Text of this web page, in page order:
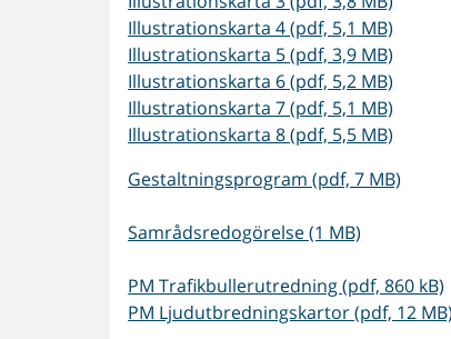
Illustrationskarta 4 (pdf, 5,1 MB)
Illustrationskarta 5 (pdf, 3,9 MB)
Illustrationskarta 6 (pdf, 5,2 MB)
Illustrationskarta 7 (pdf, 5,1 MB)
Illustrationskarta 8 (pdf, 5,5 MB)
Gestaltningsprogram (pdf, 7 MB)
Samrådsredogörelse (1 MB)
PM Trafikbullerutredning (pdf, 860 kB)
PM Ljudutbredningskartor (pdf, 12 MB)